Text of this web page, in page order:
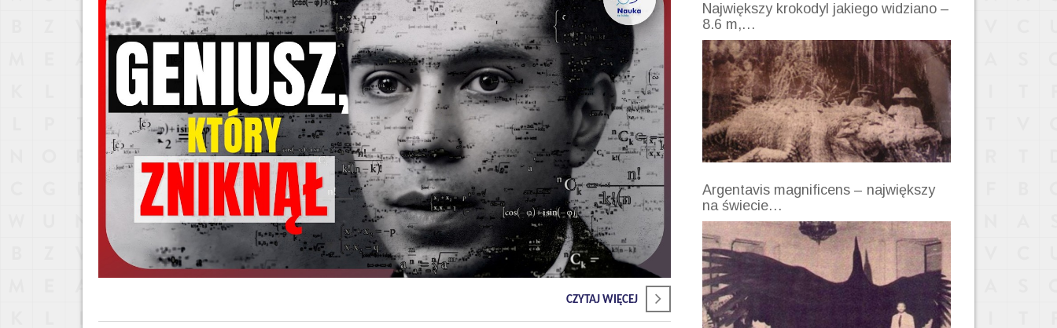
CZYTAJ WIĘCEJ
Największy krokodyl jakiego widziano –
8.6 m,…
Argentavis magnificens – największy
na świecie…